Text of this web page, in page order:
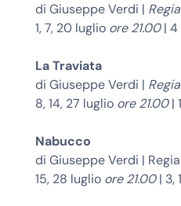
di Giuseppe Verdi |
1, 7, 20 luglio ore 21.00| 4
La Traviata
di Giuseppe Verdi |
8, 14, 27 luglio ore 21.00|
Nabucco
di Giuseppe Verdi |
15, 28 luglio ore 21.00| 3,